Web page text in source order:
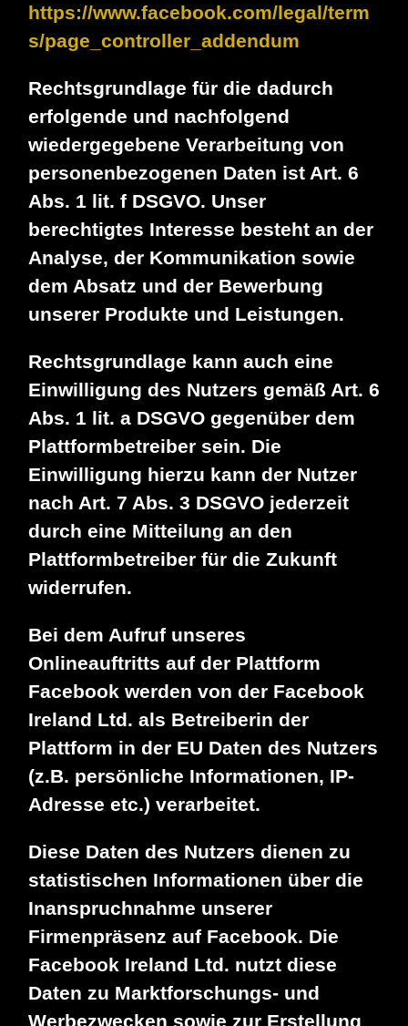
https://www.facebook.com/legal/term
s/page_controller_addendum
Rechtsgrundlage für die dadurch
erfolgende und nachfolgend
wiedergegebene Verarbeitung von
personenbezogenen Daten ist Art. 6
Abs. 1 lit. f DSGVO. Unser
berechtigtes Interesse besteht an der
Analyse, der Kommunikation sowie
dem Absatz und der Bewerbung
unserer Produkte und Leistungen.
Rechtsgrundlage kann auch eine
Einwilligung des Nutzers gemäß Art. 6
Abs. 1 lit. a DSGVO gegenüber dem
Plattformbetreiber sein. Die
Einwilligung hierzu kann der Nutzer
nach Art. 7 Abs. 3 DSGVO jederzeit
durch eine Mitteilung an den
Plattformbetreiber für die Zukunft
widerrufen.
Bei dem Aufruf unseres
Onlineauftritts auf der Plattform
Facebook werden von der Facebook
Ireland Ltd. als Betreiberin der
Plattform in der EU Daten des Nutzers
(z.B. persönliche Informationen, IP-
Adresse etc.) verarbeitet.
Diese Daten des Nutzers dienen zu
statistischen Informationen über die
Inanspruchnahme unserer
Firmenpräsenz auf Facebook. Die
Facebook Ireland Ltd. nutzt diese
Daten zu Marktforschungs- und
Werbezwecken sowie zur Erstellung